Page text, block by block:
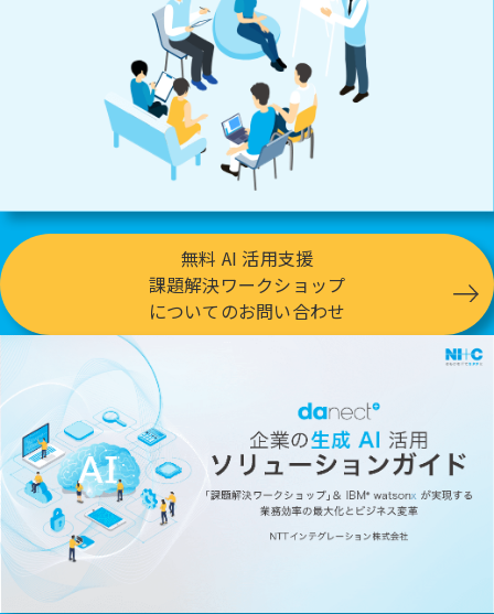
無料 AI 活用支援
課題解決ワークショップ
についてのお問い合わせ